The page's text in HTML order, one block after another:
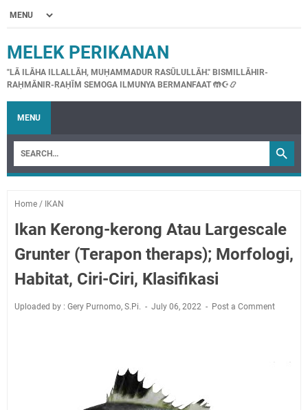
MELEK PERIKANAN
"LĀ ILĀHA ILLALLĀH, MUḤAMMADUR RASŪLULLĀH." BISMILLĀHIR-
RAḤMĀNIR-RAḤĪM SEMOGA ILMUNYA BERMANFAAT 🤲☪📿
MENU
Home / IKAN
Ikan Kerong-kerong Atau Largescale
Grunter (Terapon theraps); Morfologi,
Habitat, Ciri-Ciri, Klasifikasi
Uploaded by : Gery Purnomo, S.Pi. July 06, 2022 Post a Comment